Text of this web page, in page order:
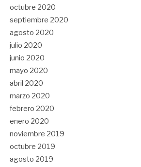
octubre 2020
septiembre 2020
agosto 2020
julio 2020
junio 2020
mayo 2020
abril 2020
marzo 2020
febrero 2020
enero 2020
noviembre 2019
octubre 2019
agosto 2019